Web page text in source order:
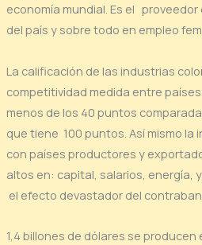
economía mundial. Es el
del país y sobre todo en empleo
La calificación de las industrias
competitividad medida entre
menos de los 40 puntos
que tiene 100 puntos. Así mismo
con países productores y
altos en: capital, salarios, energía,
el efecto devastador del
1,4 billones de dólares se